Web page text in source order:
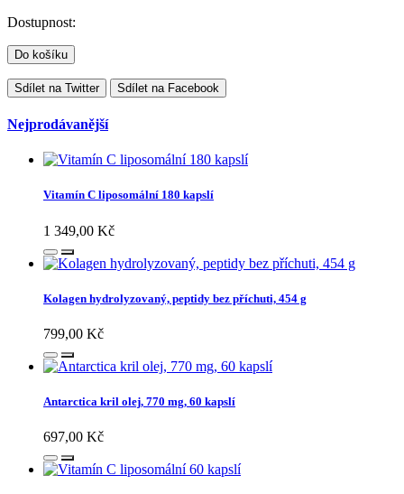
Dostupnost:
Do košíku
Sdílet na Twitter Sdílet na Facebook
Nejprodávanější
Vitamín C liposomální 180 kapslí
1 349,00 Kč
Kolagen hydrolyzovaný, peptidy bez příchuti, 454 g
799,00 Kč
Antarctica kril olej, 770 mg, 60 kapslí
697,00 Kč